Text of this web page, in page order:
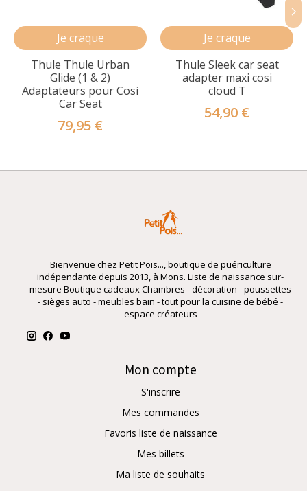
Je craque
Thule Thule Urban
Glide (1 & 2)
Adaptateurs pour Cosi
Car Seat
79,95 €
Je craque
Thule Sleek car seat
adapter maxi cosi
cloud T
54,90 €
Bienvenue chez Petit Pois..., boutique de puériculture
indépendante depuis 2013, à Mons. Liste de naissance sur-
mesure Boutique cadeaux Chambres - décoration - poussettes
- sièges auto - meubles bain - tout pour la cuisine de bébé -
espace créateurs
Mon compte
S'inscrire
Mes commandes
Favoris liste de naissance
Mes billets
Ma liste de souhaits